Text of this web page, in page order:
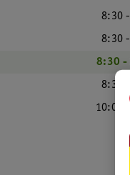
8:30
8:30
8:30 -
8:30
10:00